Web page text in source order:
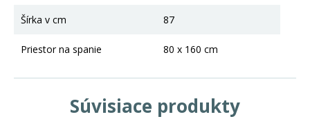
Šírka v cm 87
Priestor na spanie 80 x 160 cm
Súvisiace produkty